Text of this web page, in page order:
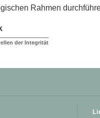
Rahmen
der Integrität